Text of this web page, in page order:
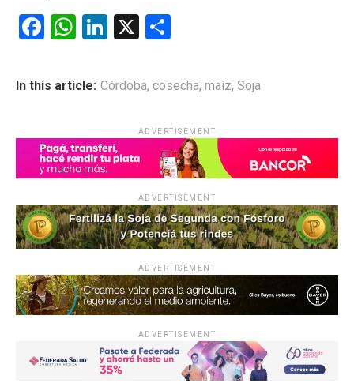
F
ce
o
k
W
at
p
p
Li
ke
X
m
ar
tir
In this article: Córdoba, cosecha, maíz, Soja
ADVERTISEMENT
ADVERTISEMENT
ADVERTISEMENT
ADVERTISEMENT